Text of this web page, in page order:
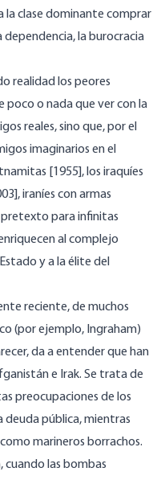
la clase dominante comprar
dependencia, la burocracia
realidad los peores
o nada que ver con la
reales, sino que, por el
imaginarios en el
[1955], los iraquíes
iraníes con armas
para infinitas
al complejo
y a la élite del
reciente, de muchos
(por ejemplo, Ingraham)
da a entender que han
e Irak. Se trata de
preocupaciones de los
deuda pública, mientras
marineros borrachos.
cuando las bombas